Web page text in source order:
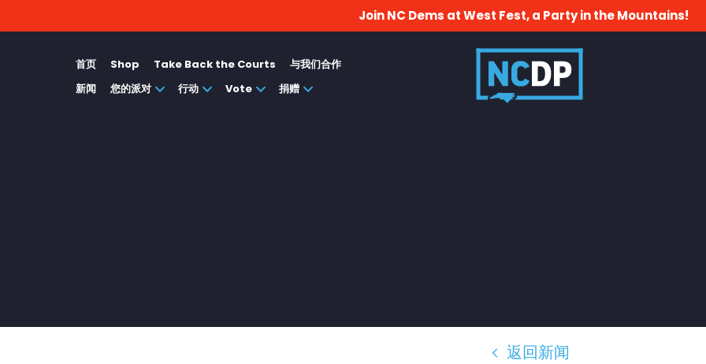
Join NC Dems at West Fest, a Party in the Mountains!
首页 Shop Take Back the Courts
与我们合作
新闻
您的派对 行动 Vote 捐赠
返回新闻